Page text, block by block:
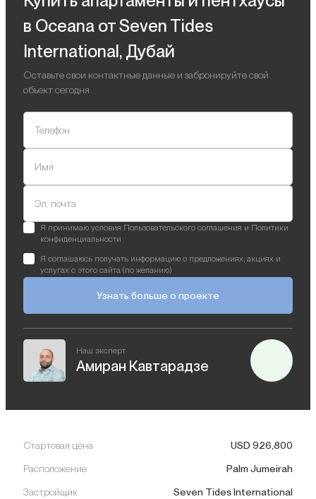
в Oceana от Seven Tides
International, Дубай
Оставьте свои контактные данные и забронируйте свой
объект сегодня
Телефон
Имя
Эл. почта
Я принимаю условия Пользовательского соглашения и Политики
конфиденциальности
Я соглашаюсь получать информацию о предложениях, акциях и
услугах с этого сайта (по желанию)
Узнать больше о проекте
Наш эксперт
Амиран Кавтарадзе
Стартовая цена USD 926,800
Расположение Palm Jumeirah
Застройщик Seven Tides International